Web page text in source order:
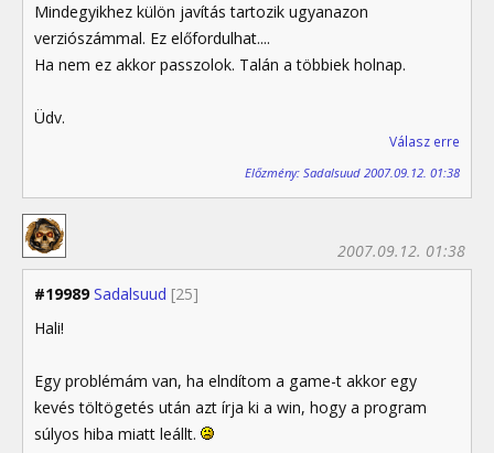
Mindegyikhez külön javítás tartozik ugyanazon
verziószámmal. Ez előfordulhat....
Ha nem ez akkor passzolok. Talán a többiek holnap.
Üdv.
Válasz erre
Előzmény: Sadalsuud 2007.09.12. 01:38
#19989 Sadalsuud [25]
2007.09.12. 01:38
Hali!
Egy problémám van, ha elndítom a game-t akkor egy
kevés töltögetés után azt írja ki a win, hogy a program
súlyos hiba miatt leállt.